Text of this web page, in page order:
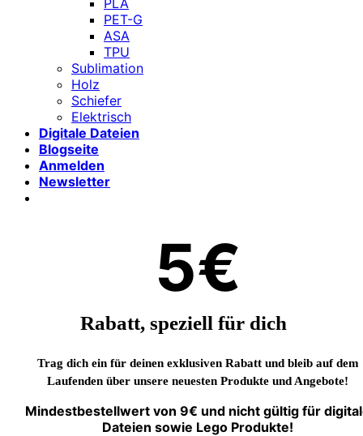
PET-G
ASA
TPU
Sublimation
Holz
Schiefer
Elektrisch
Digitale Dateien
Blogseite
Anmelden
Newsletter
5€
Rabatt, speziell für dich
Trag dich ein für deinen exklusiven Rabatt und bleib auf dem
Laufenden über unsere neuesten Produkte und Angebote!
Mindestbestellwert von 9€ und nicht gültig für
Dateien sowie Lego Produkte!